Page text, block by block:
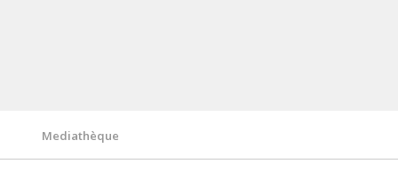
Mediathèque